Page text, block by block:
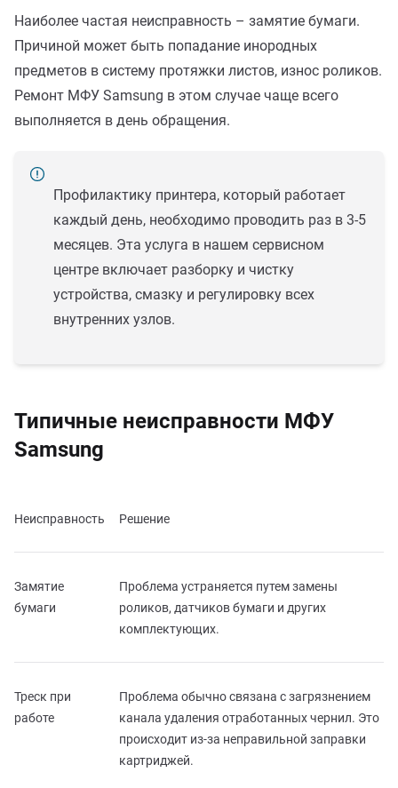
Наиболее частая неисправность – замятие бумаги.
Причиной может быть попадание инородных
предметов в систему протяжки листов, износ роликов.
Ремонт МФУ Samsung в этом случае чаще всего
выполняется в день обращения.
Профилактику принтера, который работает
каждый день, необходимо проводить раз в 3-5
месяцев. Эта услуга в нашем сервисном
центре включает разборку и чистку
устройства, смазку и регулировку всех
внутренних узлов.
Типичные неисправности МФУ
Samsung
Неисправность Решение
Замятие
бумаги
Проблема устраняется путем замены
роликов, датчиков бумаги и других
комплектующих.
Треск при
работе
Проблема обычно связана с загрязнением
канала удаления отработанных чернил. Это
происходит из-за неправильной заправки
картриджей.